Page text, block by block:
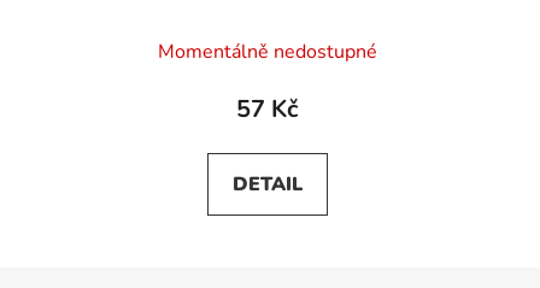
Momentálně nedostupné
57 Kč
DETAIL